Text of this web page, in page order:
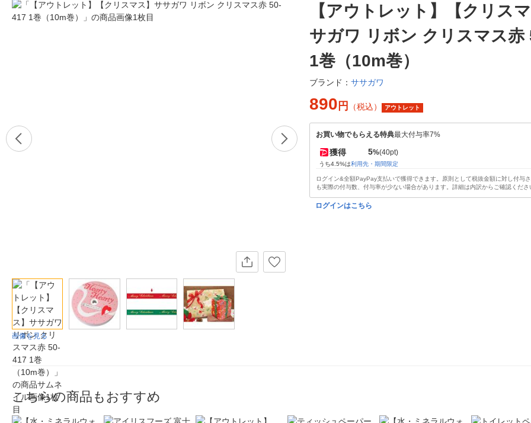
画像を見る
【アウトレット】【クリス
サガワ リボン クリスマス赤
1巻（10m巻）
ブランド： ササガワ
890 円 （税込） アウトレット
お買い物でもらえる特典最大付与率7%
獲得 5%(40pt)
うち4.5%は利用先・期間限定
ログイン&全額PayPay支払いで獲得できます。原則として税抜金額に対し付与
も実際の付与数、付与率が少ない場合があります。詳細は内訳からご確認くださ
ログインはこちら
こちらの商品もおすすめ